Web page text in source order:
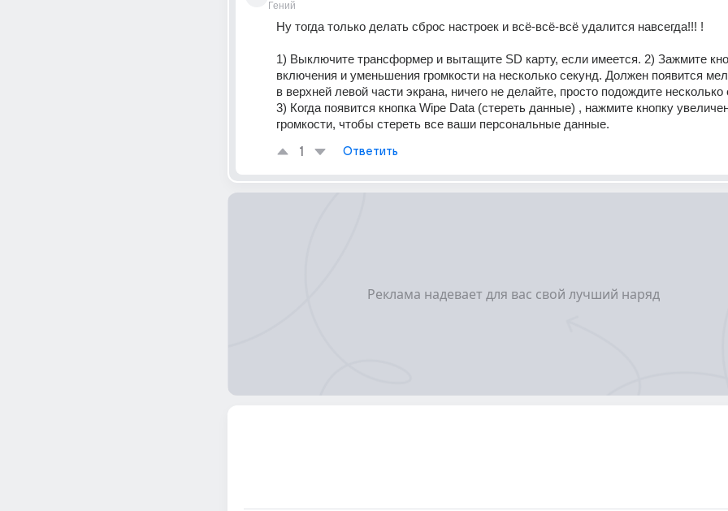
Гений
Ну тогда только делать сброс настроек и всё-всё-всё удалится навсегда!!! !
1) Выключите трансформер и вытащите SD карту, если имеется. 2) Зажмите
включения и уменьшения громкости на несколько секунд. Должен появится
в верхней левой части экрана, ничего не делайте, просто подождите несколько
3) Когда появится кнопка Wipe Data (стереть данные) , нажмите кнопку
громкости, чтобы стереть все ваши персональные данные.
1 Ответить